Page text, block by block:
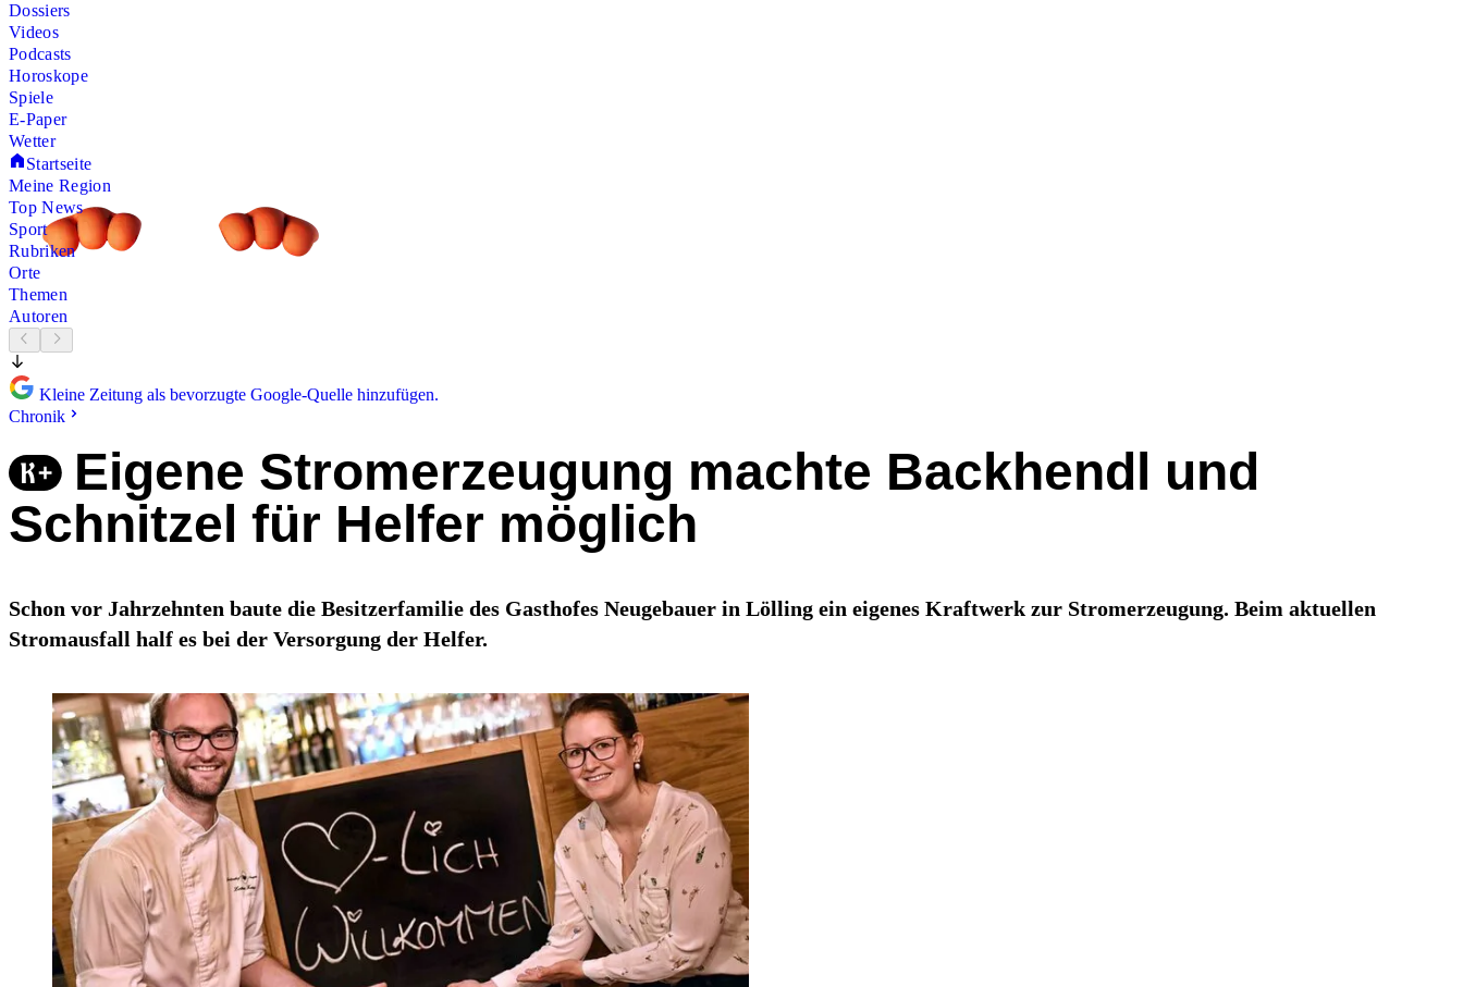
Dossiers
Videos
Podcasts
Horoskope
Spiele
E-Paper
Wetter
Startseite
Meine Region
Top News
Sport
Rubriken
Orte
Themen
Autoren
Kleine Zeitung als bevorzugte Google-Quelle hinzufügen.
Chronik
Eigene Stromerzeugung machte Backhendl und
Schnitzel für Helfer möglich
Schon vor Jahrzehnten baute die Besitzerfamilie des Gasthofes Neugebauer in Lölling ein eigenes Kraftwerk zur Stromerzeugung. Beim aktuellen
Stromausfall half es bei der Versorgung der Helfer.